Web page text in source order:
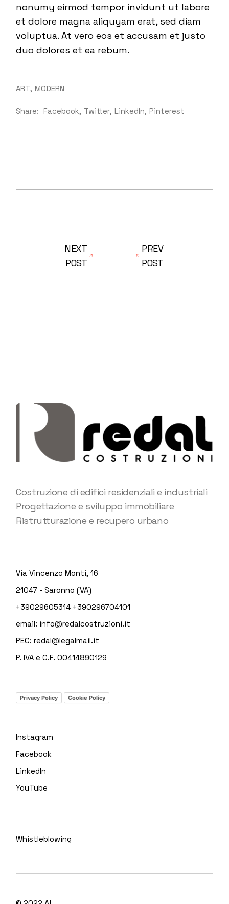
nonumy eirmod tempor invidunt ut labore
et dolore magna aliquyam erat, sed diam
voluptua. At vero eos et accusam et justo
duo dolores et ea rebum.
ART MODERN
Share: Facebook Twitter LinkedIn Pinterest
PREV
POST
NEXT
POST
Costruzione di edifici residenziali e industriali
Progettazione e sviluppo immobiliare
Ristrutturazione e recupero urbano
Via Vincenzo Monti, 16
21047 - Saronno (VA)
+39029605314 +390296704101
email: info@redalcostruzioni.it
PEC:redal@legalmail.it
P. IVA e C.F. 00414890129
Privacy Policy Cookie Policy
Instagram
Facebook
LinkedIn
YouTube
Whistleblowing